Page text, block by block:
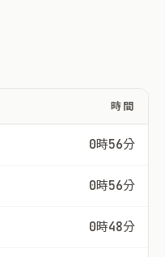
時間
0時56分
0時56分
0時48分